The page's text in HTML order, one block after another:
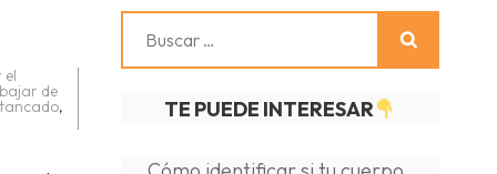
el
de
, TE PUEDE INTERESAR